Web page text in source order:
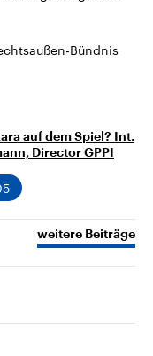
Bündnis
auf dem Spiel? Int.
Director GPPI
weitere Beiträge